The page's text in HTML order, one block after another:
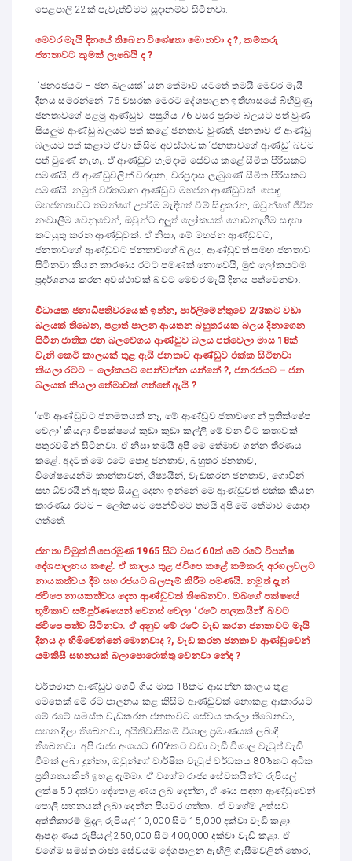
පෙළපාලි 22ක් පැවැත්වීමට සූදානම්ව සිටිනවා.
මෙවර මැයි දිනයේ තිබෙන විශේෂතා මොනවා ද ?, කම්කරු
ජනතාවට කුමක් ලැබෙයි ද ?
‘ජනරජයට – ජන බලයක්’ යන තේමාව යටතේ තමයි මෙවර මැයි
දිනය සමරන්නේ. 76 වසරක මෙරට දේශපාලන ඉතිහාසයේ බිහිවුණු
ජනතාවගේ පළමු ආණ්ඩුව. පසුගිය 76 වසර පුරාම බලයට පත් වුණ
සියලුම ආණ්ඩු බලයට පත් කළේ ජනතාව වුණත්, ජනතාව ඒ ආණ්ඩු
බලයට පත් කළාට ඒවා කිසිම අවස්ථාවක ‘ජනතාවගේ ආණ්ඩු’ බවට
පත් වුණේ නැහැ. ඒ ආණ්ඩුව හැමදාම සේවය කළේ සීමිත පිරිසකට
පමණයි, ඒ ආණ්ඩුවලින් වරදාන, වරප්‍රදාස ලැබුණේ සීමිත පිරිසකට
පමණයි. නමුත් වර්තමාන ආණ්ඩුව මහජන ආණ්ඩුවක්. පොදු
මහජනතාවට තමන්ගේ උපරිම මැදිහත් වීම් සිදුකරන, ඔවුන්ගේ ජීවිත
නංවාලීම වෙනුවෙන්, ඔවුන්ට අලුත් ලෝකයක් ගොඩනැගීම සඳහා
කටයුතු කරන ආණ්ඩුවක්. ඒ නිසා, මේ මහජන ආණ්ඩුවට,
ජනතාවගේ ආණ්ඩුවට ජනතාවගේ බලය, ආණ්ඩුවත් සමඟ ජනතාව
සිටිනවා කියන කාරණය රටට පමණක් නොවෙයි, මුළු ලෝකයටම
ප්‍රදර්ශනය කරන අවස්ථාවක් බවට මෙවර මැයි දිනය පත්වෙනවා.
විධායක ජනාධිපතිවරයෙක් ඉන්න, පාර්ලිමේන්තුවේ 2/3කට වඩා
බලයක් තිබෙන, පළාත් පාලන ආයතන බහුතරයක බලය දිනාගෙන
සිටින ජාතික ජන බලවේගය ආණ්ඩුව බලය පත්වෙලා මාස 18ක්
වැනි කෙටි කාලයක් තුළ ඇයි ජනතාව ආණ්ඩුව එක්ක සිටිනවා
කියලා රටට – ලෝකයට පෙන්වන්න යන්නේ ?, ජනරජයට – ජන
බලයක් කියලා තේමාවක් ගත්තේ ඇයි ?
‘මේ ආණ්ඩුවට ජනමතයක් නෑ, මේ ආණ්ඩුව ජතාවගෙන් ප්‍රතික්ෂේප
වෙලා’ කියලා විපක්ෂයේ කුඩා කුඩා කල්ලි මේ වන විට කතාවක්
පතුරවමින් සිටිනවා. ඒ නිසා තමයි අපි මේ තේමාව ගන්න තීරණය
කළේ. අදටත් මේ රටේ පොදු ජනතාව, බහුතර ජනතාව,
විශේෂයෙන්ම කාන්තාවන්, ශිෂ්‍යයින්, වැඩකරන ජනතාව, ගොවීන්
සහ ධීවරයින් ඇතුළු සියලු දෙනා ඉන්නේ මේ ආණ්ඩුවත් එක්ක කියන
කාරණය රටට – ලෝකයට පෙන්වීමට තමයි අපි මේ තේමාව යොදා
ගත්තේ.
ජනතා විමුක්ති පෙරමුණ 1965 සිට වසර 60ක් මේ රටේ විපක්ෂ
දේශපාලනය කළේ. ඒ කාලය තුළ ජවිපෙ කළේ කම්කරු අරගලවලට
නායකත්වය දීම සහ රජයට බලපෑම් කිරීම පමණයි. නමුත් දැන්
ජවිපෙ නායකත්වය දෙන ආණ්ඩුවක් තිබෙනවා. ඔබගේ පක්ෂයේ
භූමිකාව සම්පූර්ණයෙන් වෙනස් වෙලා ‘රටේ පාලකයින්’ බවට
ජවිපෙ පත්ව සිටිනවා. ඒ අනුව මේ රටේ වැඩ කරන ජනතාවට මැයි
දිනය දා හිමිවෙන්නේ මොනවාද ?, වැඩ කරන ජනතාව ආණ්ඩුවෙන්
යම්කිසි සහනයක් බලාපොරොත්තු වෙනවා නේද ?
වර්තමාන ආණ්ඩුව ගෙවී ගිය මාස 18කට ආසන්න කාලය තුළ
මෙතෙක් මේ රට පාලනය කළ කිසිම ආණ්ඩුවක් නොකළ ආකාරයට
මේ රටේ සමස්ත වැඩකරන ජනතාවට සේවය කරලා තිබෙනවා,
සහන දීලා තිබෙනවා, අයිතිවාසිකම් විශාල ප්‍රමාණයක් ලබාදී
තිබෙනවා. අපි රාජ්‍ය අංශයට 60%කට වඩා වැඩි විශාල වැටුප් වැඩි
වීමක් ලබා දුන්නා, ඔවුන්ගේ වාර්ෂික වැටුප් වර්ධකය 80%කට අධික
ප්‍රතිශතයකින් ඉහළ දැම්මා. ඒ වගේම රාජ්‍ය සේවකයින්ට රුපියල්
ලක්ෂ 50 දක්වා දේපොළ ණය ලබ දෙන්න, ඒ ණය සඳහා ආණ්ඩුවෙන්
පොලී සහනයක් ලබා දෙන්න පියවර ගත්තා. ඒ වගේම උත්සව
අත්තිකාරම් මුදල රුපියල් 10,000 සිට 15,000 දක්වා වැඩි කළා.
ආපදා ණය රුපියල් 250,000 සිට 400,000 දක්වා වැඩි කළා. ඒ
වගේම සමස්ත රාජ්‍ය සේවයම දේශපාලන ඇඟිලි ගැසීම්වලින් තොර,